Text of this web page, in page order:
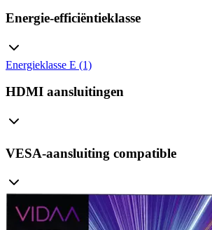
Energie-efficiëntieklasse
Energieklasse E (1)
HDMI aansluitingen
VESA-aansluiting compatible